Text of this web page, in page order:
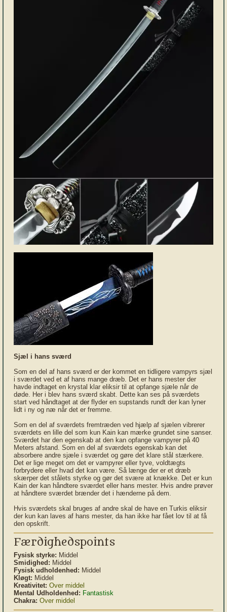
Sjæl i hans sværd
Som en del af hans sværd er der kommet en tidligere vampyrs sjæl
i sværdet ved et af hans mange dræb. Det er hans mester der
havde indtaget en krystal klar eliksir til at opfange sjæle når de
døde. Her i blev hans sværd skabt. Dette kan ses på sværdets
start ved håndtaget at der flyder en supstands rundt der kan lyner
lidt i ny og næ når det er fremme.
Som en del af sværdets fremtræden ved hjælp af sjælen vibrerer
sværdets en lille del som kun Kain kan mærke grundet sine sanser.
Sværdet har den egenskab at den kan opfange vampyrer på 40
Meters afstand. Som en del af sværdets egenskab kan det
absorbere andre sjæle i sværdet og gøre det klare stål stærkere.
Det er lige meget om det er vampyrer eller tyve, voldtægts
forbrydere eller hvad det kan være. Så længe der er et dræb
skærper det stålets styrke og gør det svære at knække. Det er kun
Kain der kan håndtere sværdet eller hans mester. Hvis andre prøver
at håndtere sværdet brænder det i hænderne på dem.
Hvis sværdets skal bruges af andre skal de have en Turkis eliksir
der kun kan laves af hans mester, da han ikke har fået lov til at få
den opskrift.
Færdighedspoints
Fysisk styrke: Middel
Smidighed: Middel
Fysisk udholdenhed: Middel
Kløgt: Middel
Kreativitet: Over middel
Mental Udholdenhed: Fantastisk
Chakra: Over middel